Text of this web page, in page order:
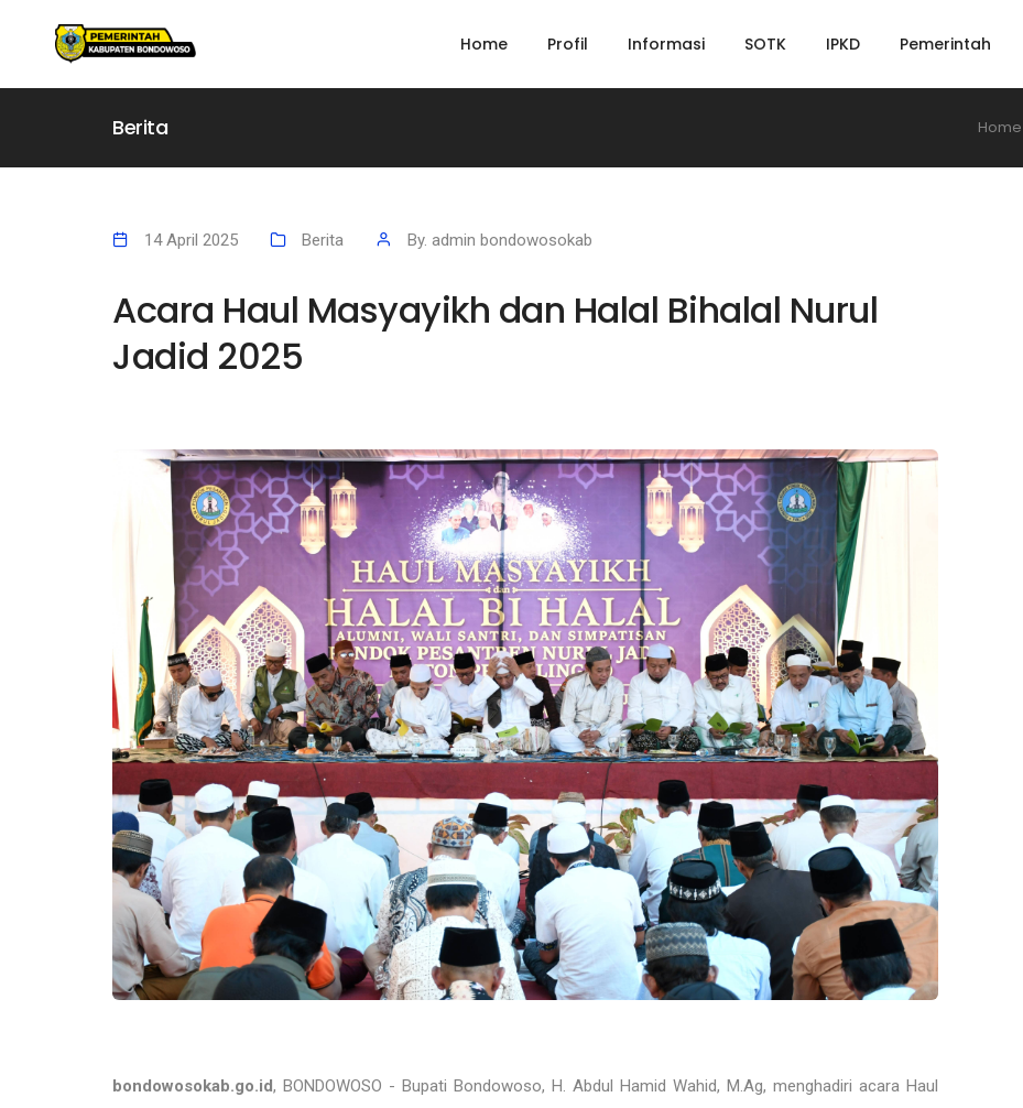
Home Profil Informasi SOTK IPKD Pemerintah
Berita Home
14 April 2025 Berita By. admin bondowosokab
Acara Haul Masyayikh dan Halal Bihalal Nurul
Jadid 2025
bondowosokab.go.id, BONDOWOSO - Bupati Bondowoso, H. Abdul Hamid Wahid, M.Ag, menghadiri acara Haul